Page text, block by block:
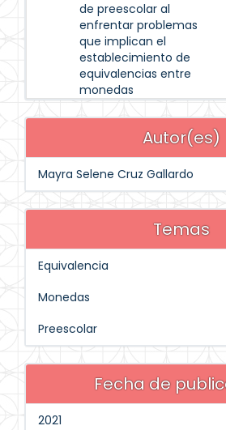
de preescolar al
enfrentar problemas
que implican el
establecimiento de
equivalencias entre
monedas
Autor(es)
Mayra Selene Cruz Gallardo
Temas
Equivalencia
Monedas
Preescolar
Fecha de
2021